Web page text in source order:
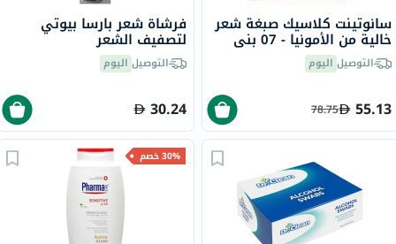
سانوتينت كلاسيك صبغة شعر
خالية من الأمونيا - 07 بني
رمادي 125 مل
التوصيل اليوم
55.13
78.75
فرشاة شعر بارسا بيوتي
لتصفيف الشعر
التوصيل اليوم
30.24
30% خصم